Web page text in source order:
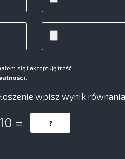
się i akceptuję treść
wpisz wynik równania
=